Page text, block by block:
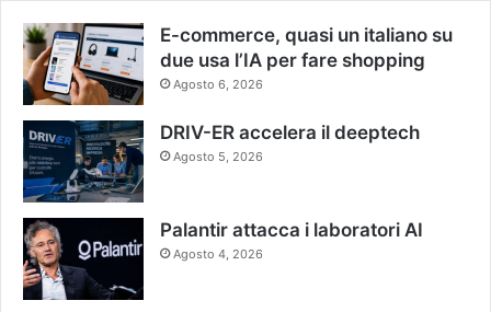
E-commerce, quasi un italiano su
due usa l’IA per fare shopping
Agosto 6, 2026
DRIV-ER accelera il deeptech
Agosto 5, 2026
Palantir attacca i laboratori AI
Agosto 4, 2026